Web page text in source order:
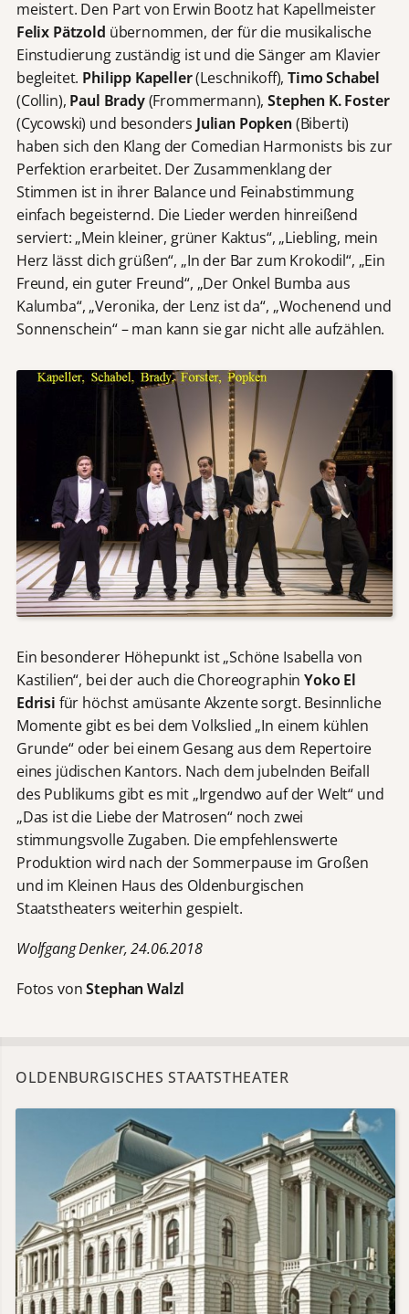
meistert. Den Part von Erwin Bootz hat Kapellmeister
Felix Pätzold übernommen, der für die musikalische
Einstudierung zuständig ist und die Sänger am Klavier
begleitet. Philipp Kapeller(Leschnikoff),Timo Schabel
(Collin), Paul Brady(Frommermann),Stephen K. Foster
(Cycowski) und besonders Julian Popken(Biberti)
haben sich den Klang der Comedian Harmonists bis zur
Perfektion erarbeitet. Der Zusammenklang der
Stimmen ist in ihrer Balance und Feinabstimmung
einfach begeisternd. Die Lieder werden hinreißend
serviert: „Mein kleiner, grüner Kaktus“, „Liebling, mein
Herz lässt dich grüßen“, „In der Bar zum Krokodil“, „Ein
Freund, ein guter Freund“, „Der Onkel Bumba aus
Kalumba“, „Veronika, der Lenz ist da“, „Wochenend und
Sonnenschein“ – man kann sie gar nicht alle aufzählen.
Ein besonderer Höhepunkt ist „Schöne Isabella von
Kastilien“, bei der auch die ChoreographinYoko El
Edrisi für höchst amüsante Akzente sorgt. Besinnliche
Momente gibt es bei dem Volkslied „In einem kühlen
Grunde“ oder bei einem Gesang aus dem Repertoire
eines jüdischen Kantors. Nach dem jubelnden Beifall
des Publikums gibt es mit „Irgendwo auf der Welt“ und
„Das ist die Liebe der Matrosen“ noch zwei
stimmungsvolle Zugaben. Die empfehlenswerte
Produktion wird nach der Sommerpause im Großen
und im Kleinen Haus des Oldenburgischen
Staatstheaters weiterhin gespielt.
Wolfgang Denker, 24.06.2018
Fotos vonStephan Walzl
OLDENBURGISCHES STAATSTHEATER